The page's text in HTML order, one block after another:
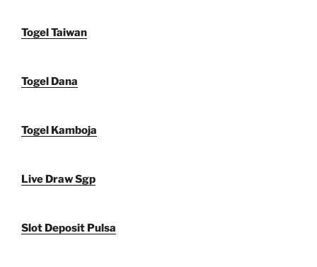
Togel Taiwan
Togel Dana
Togel Kamboja
Live Draw Sgp
Slot Deposit Pulsa